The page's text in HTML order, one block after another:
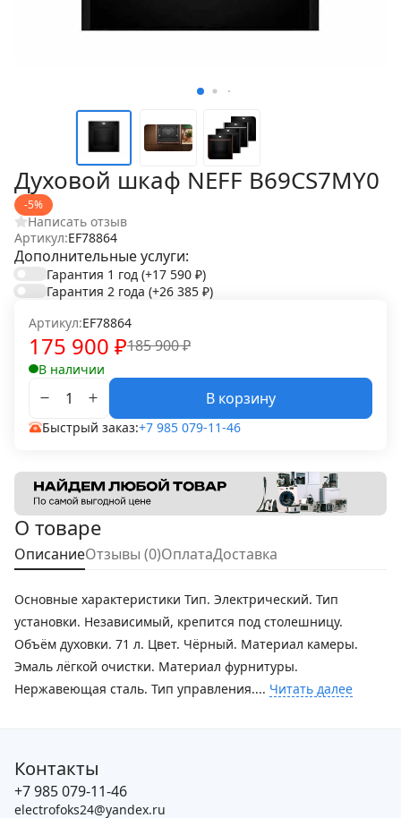
Духовой шкаф NEFF B69CS7MY0
-5%
Написать отзыв
Артикул:EF78864
Дополнительные услуги:
Гарантия 1 год (+17 590 ₽)
Гарантия 2 года (+26 385 ₽)
Артикул:EF78864
185 900₽
175 900 ₽
В наличии
В корзину
Быстрый заказ:+7 985 079-11-46
О товаре
ОписаниеОтзывы (0)ОплатаДоставка
Основные характеристики Тип. Электрический. Тип
установки. Независимый, крепится под столешницу.
Объём духовки. 71 л. Цвет. Чёрный. Материал камеры.
Эмаль лёгкой очистки. Материал фурнитуры.
Нержавеющая сталь. Тип управления.... Читать далее
Контакты
+7 985 079-11-46
electrofoks24@yandex.ru